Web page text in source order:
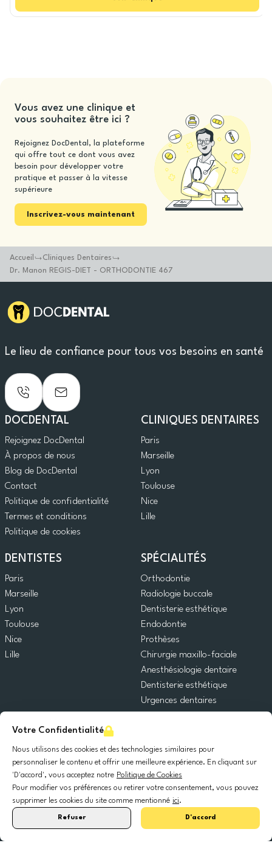
Votre Confidentialité
Nous utilisons des cookies et des technologies similaires pour
personnaliser le contenu et offrir une meilleure expérience. En cliquant sur
'D'accord', vous acceptez notre Politique de Cookies
Pour modifier vos préférences ou retirer votre consentement, vous pouvez
supprimer les cookies du site comme mentionné ici.
Refuser D'accord
Vous avez une clinique et
vous souhaitez être ici ?
Rejoignez DocDental, la plateforme
qui offre tout ce dont vous avez
besoin pour développer votre
pratique et passer à la vitesse
supérieure
Inscrivez-vous maintenant
Accueil
Cliniques Dentaires
Dr. Manon REGIS-DIET - ORTHODONTIE 467
Le lieu de confiance pour tous vos besoins en santé
DOCDENTAL
Rejoignez DocDental
À propos de nous
Blog de DocDental
Contact
Politique de confidentialité
Termes et conditions
Politique de cookies
CLINIQUES DENTAIRES
Paris
Marseille
Lyon
Toulouse
Nice
Lille
DENTISTES
Paris
Marseille
Lyon
Toulouse
Nice
Lille
SPÉCIALITÉS
Orthodontie
Radiologie buccale
Dentisterie esthétique
Endodontie
Prothèses
Chirurgie maxillo-faciale
Anesthésiologie dentaire
Dentisterie esthétique
Urgences dentaires
Chirurgie orale
Implantologie dentaire
Parodontie
© 2025 DocDental. Tous les droits réservés.
United
España Polska